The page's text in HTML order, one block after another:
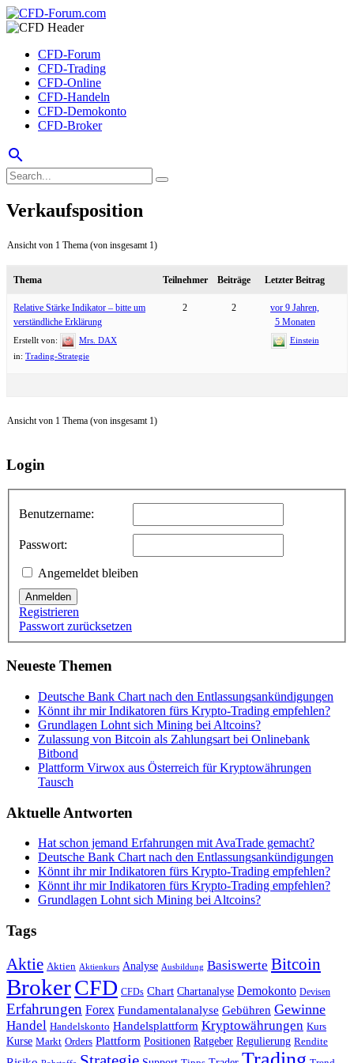
CFD-Forum
CFD-Trading
CFD-Online
CFD-Handeln
CFD-Demokonto
CFD-Broker
search
Verkaufsposition
Ansicht von 1 Thema (von insgesamt 1)
Thema Teilnehmer Beiträge Letzter Beitrag
Relative Stärke Indikator – bitte um
verständliche Erklärung
Erstellt von:
Mrs. DAX
in: Trading-Strategie
2 2
vor 9 Jahren,
5 Monaten
Einstein
Ansicht von 1 Thema (von insgesamt 1)
Login
Benutzername:
Passwort:
Angemeldet bleiben
Anmelden
Registrieren
Passwort zurücksetzen
Neueste Themen
Deutsche Bank Chart nach den Entlassungsankündigungen
Könnt ihr mir Indikatoren fürs Krypto-Trading empfehlen?
Grundlagen Lohnt sich Mining bei Altcoins?
Zulassung von Bitcoin als Zahlungsart bei Onlinebank
Bitbond
Plattform Virwox aus Österreich für Kryptowährungen
Tausch
Aktuelle Antworten
Hat schon jemand Erfahrungen mit AvaTrade gemacht?
Deutsche Bank Chart nach den Entlassungsankündigungen
Könnt ihr mir Indikatoren fürs Krypto-Trading empfehlen?
Könnt ihr mir Indikatoren fürs Krypto-Trading empfehlen?
Grundlagen Lohnt sich Mining bei Altcoins?
Tags
Aktie Aktien Aktienkurs Analyse Ausbildung Basiswerte Bitcoin
BrokerCFD CFDs Chart Chartanalyse Demokonto Devisen
Erfahrungen Forex Fundamentalanalyse Gebühren Gewinne
Handel Handelskonto Handelsplattform Kryptowährungen Kurs
Kurse Markt Orders Plattform Positionen Ratgeber Regulierung Rendite